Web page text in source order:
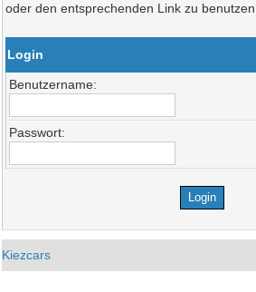
oder den entsprechenden Link zu benutzen.
Login
Benutzername:
Passwort:
Kiezcars